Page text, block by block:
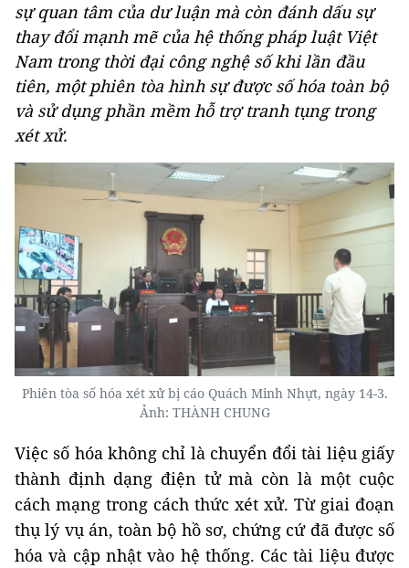
sự quan tâm của dư luận mà còn đánh dấu sự
thay đổi mạnh mẽ của hệ thống pháp luật Việt
Nam trong thời đại công nghệ số khi lần đầu
tiên, một phiên tòa hình sự được số hóa toàn bộ
và sử dụng phần mềm hỗ trợ tranh tụng trong
xét xử.
Phiên tòa số hóa xét xử bị cáo Quách Minh Nhựt, ngày 14-3.
Ảnh: THÀNH CHUNG
Việc số hóa không chỉ là chuyển đổi tài liệu giấy
thành định dạng điện tử mà còn là một cuộc
cách mạng trong cách thức xét xử. Từ giai đoạn
thụ lý vụ án, toàn bộ hồ sơ, chứng cứ đã được số
hóa và cập nhật vào hệ thống. Các tài liệu được